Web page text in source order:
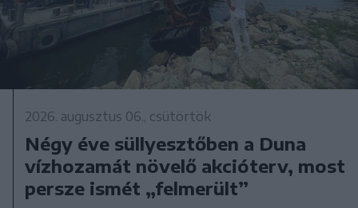
2026. augusztus 06., csütörtök
Négy éve süllyesztőben a Duna
vízhozamát növelő akcióterv, most
persze ismét „felmerült”